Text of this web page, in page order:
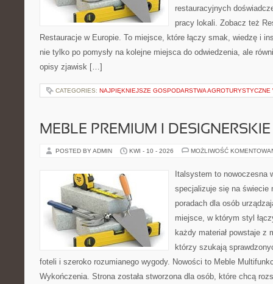
restauracyjnych
pracy lokali. Zobacz też
Restauracje w Europie. To miejsce, które łączy smak, wiedzę i
nie tylko po pomysły na kolejne miejsca do odwiedzenia, ale
opisy zjawisk […]
CATEGORIES: NAJPIĘKNIEJSZE GOSPODARSTWA AGROTURYSTYCZNE
MEBLE PREMIUM I DESIGNERSKIE
POSTED BY ADMIN KWI - 10 - 2026 MOŻLIWOŚĆ
Italsystem to nowoczesna
specjalizuje się na świecie
poradach dla osób
miejsce, w którym styl
każdy materiał powstaje z
którzy szukają
foteli i szeroko rozumianego wygody. Nowości to Meble
Wykończenia. Strona została stworzona dla osób, które chcą